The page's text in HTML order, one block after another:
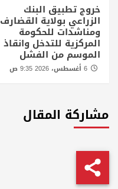
خروج تطبيق البنك
الزراعي بولاية القضارف
ومناشدات للحكومة
المركزية للتدخل وانقاذ
الموسم من الفشل
مشاركة المقال